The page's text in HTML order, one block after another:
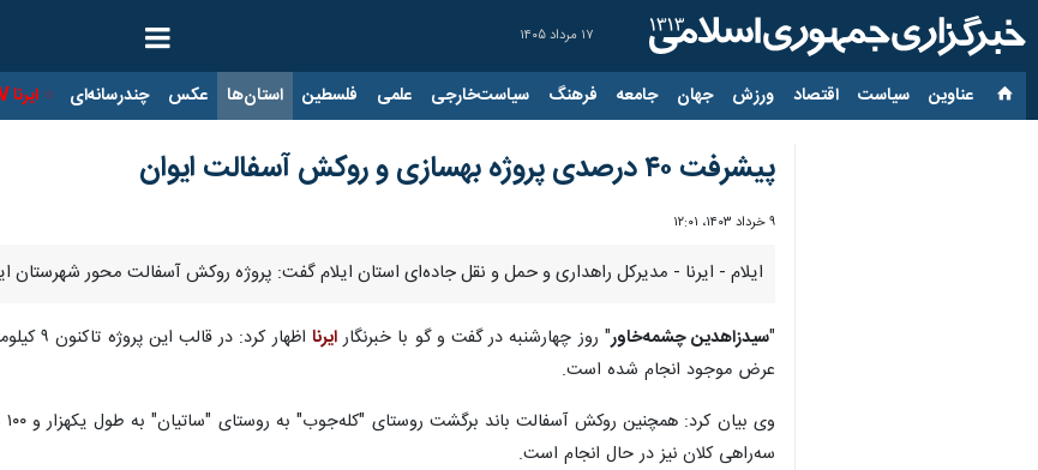
۱۷ مرداد ۱۴۰۵
عناوین‌ سیاست اقتصاد ورزش جهان جامعه فرهنگ سیاست‌خارجی علمی فلسطین استان‌ها عکس چندرسانه‌ای ایرنا TV
پیشرفت ۴۰ درصدی پروژه بهسازی و روکش آسفالت ایوان
۹ خرداد ۱۴۰۳، ۱۲:۰۱
ایلام - ایرنا - مدیرکل راهداری و حمل و نقل جاده‌ای استان ایلام گفت: پروژه روکش آسفالت محور شهرستان ایوان (داخل شهر تا
"سیدزاهدین چشمه‌خاور" روز چهارشنبه در گفت و گو با خبرنگارایرنا
عرض موجود انجام شده است.
سه‌راهی کلان نیز در حال انجام است.